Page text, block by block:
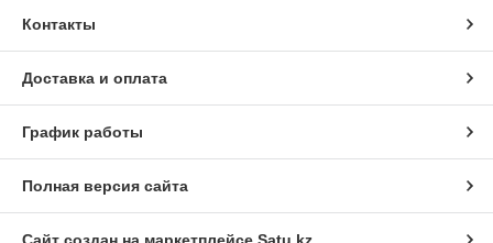
Контакты
Доставка и оплата
График работы
Полная версия сайта